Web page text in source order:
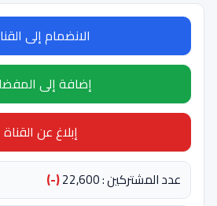
الانضمام إلى
إضافة إلى
إبلاغ عن القناة
عدد المشتركين : 22,600
(-)